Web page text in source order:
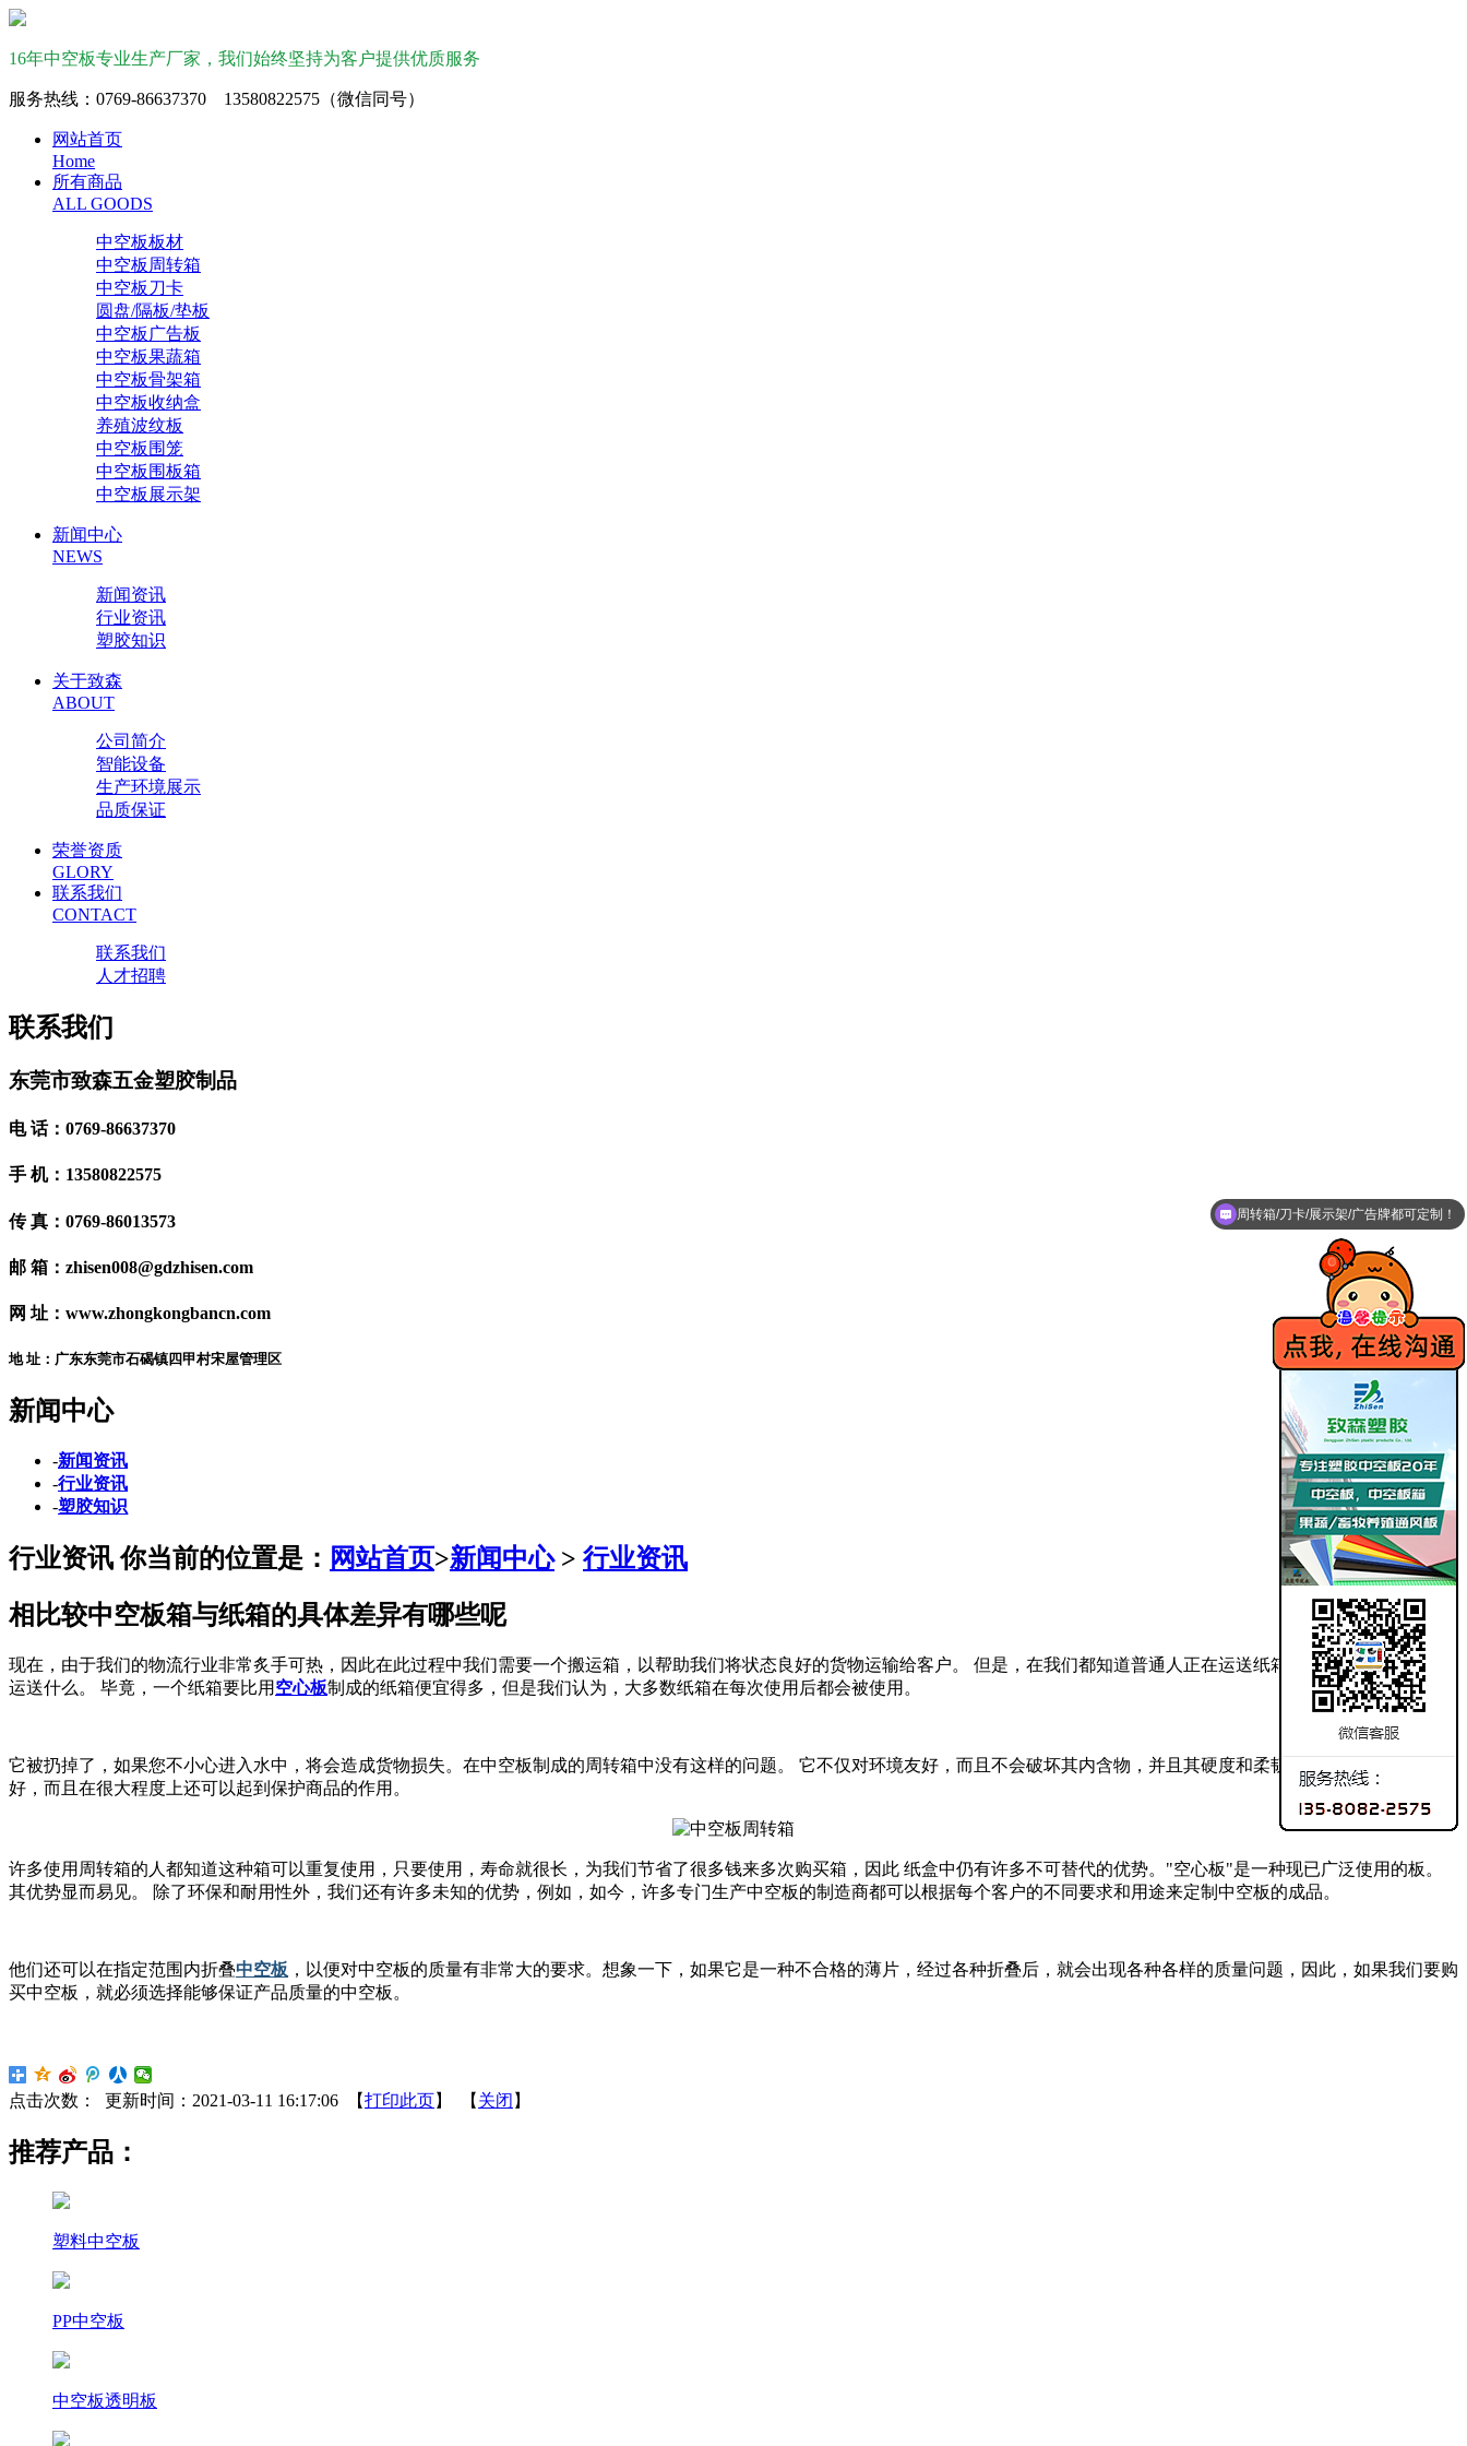
16年中空板专业生产厂家，我们始终坚持为客户提供优质服务
服务热线：0769-86637370 13580822575（微信同号）
网站首页
Home
所有商品
ALL GOODS
中空板板材
中空板周转箱
中空板刀卡
圆盘/隔板/垫板
中空板广告板
中空板果蔬箱
中空板骨架箱
中空板收纳盒
养殖波纹板
中空板围笼
中空板围板箱
中空板展示架
新闻中心
NEWS
新闻资讯
行业资讯
塑胶知识
关于致森
ABOUT
公司简介
智能设备
生产环境展示
品质保证
荣誉资质
GLORY
联系我们
CONTACT
联系我们
人才招聘
联系我们
东莞市致森五金塑胶制品
电 话：0769-86637370
手 机：13580822575
传 真：0769-86013573
邮 箱：zhisen008@gdzhisen.com
网 址：www.zhongkongbancn.com
地 址：广东东莞市石碣镇四甲村宋屋管理区
新闻中心
-新闻资讯
-行业资讯
-塑胶知识
行业资讯你当前的位置是： 网站首页>新闻中心> 行业资讯
相比较中空板箱与纸箱的具体差异有哪些呢
现在，由于我们的物流行业非常炙手可热，因此在此过程中我们需要一个搬运箱，以帮助我们将状态良好的货物运输给客户。 但是，在我们都知道普通人正在运送纸箱之前，无论他们正在
运送什么。 毕竟，一个纸箱要比用 空心板制成的纸箱便宜得多，但是我们认为，大多数纸箱在每次使用后都会被使用。
它被扔掉了，如果您不小心进入水中，将会造成货物损失。在中空板制成的周转箱中没有这样的问题。 它不仅对环境友好，而且不会破坏其内含物，并且其硬度和柔韧性也都是1.是的，非常
好，而且在很大程度上还可以起到保护商品的作用。
许多使用周转箱的人都知道这种箱可以重复使用，只要使用，寿命就很长，为我们节省了很多钱来多次购买箱，因此 纸盒中仍有许多不可替代的优势。"空心板"是一种现已广泛使用的板。
其优势显而易见。 除了环保和耐用性外，我们还有许多未知的优势，例如，如今，许多专门生产中空板的制造商都可以根据每个客户的不同要求和用途来定制中空板的成品。
他们还可以在指定范围内折叠中空板 ，以便对中空板的质量有非常大的要求。想象一下，如果它是一种不合格的薄片，经过各种折叠后，就会出现各种各样的质量问题，因此，如果我们要购
买中空板，就必须选择能够保证产品质量的中空板。
点击次数： 更新时间：2021-03-11 16:17:06 【打印此页】 【 关闭 】
推荐产品：
塑料中空板
PP中空板
中空板透明板
是装果蔬产品还是电子产品或五金汽配呢？